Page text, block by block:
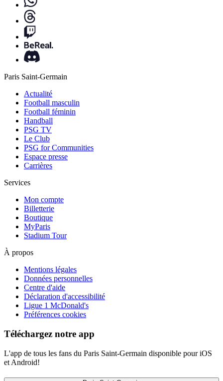
Paris Saint-Germain
Actualité
Football masculin
Football féminin
Handball
PSG TV
Le Club
PSG for Communities
Espace presse
Carrières
Services
Mon compte
Billetterie
Boutique
MyParis
Stadium Tour
À propos
Mentions légales
Données personnelles
Centre d'aide
Déclaration d'accessibilité
Ligue 1 McDonald's
Préférences cookies
Téléchargez notre app
L'app de tous les fans du Paris Saint-Germain disponible pour iOS
et Android!